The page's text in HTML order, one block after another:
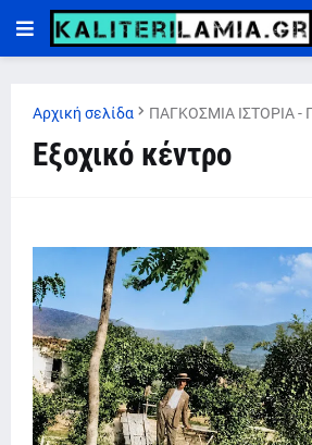
Αρχική σελίδα ΠΑΓΚΟΣΜΙΑ ΙΣΤΟΡΙΑ -
Εξοχικό κέντρο